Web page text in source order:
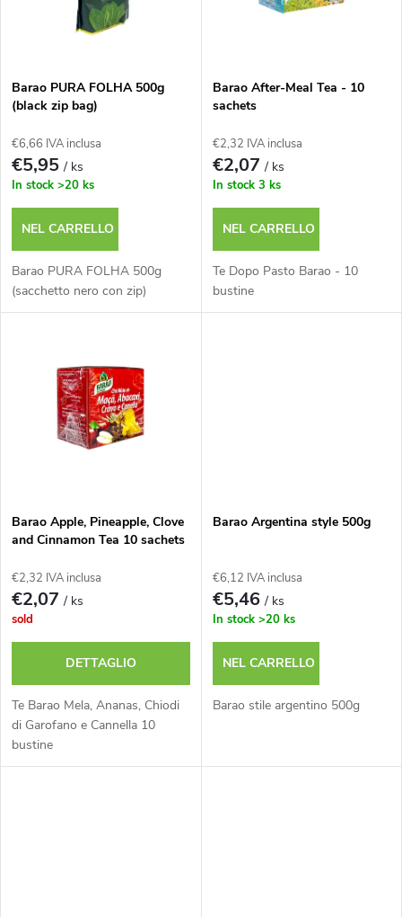
m
e
n
t
o
d
r
o
d
o
t
t
i
c
o
d
e
i
p
t
t
i
Barao PURA FOLHA 500g
(black zip bag)
€6,66 IVA inclusa
€5,95/ ks
In stock >20 ks
NEL CARRELLO
Barao PURA FOLHA 500g
(sacchetto nero con zip)
Barao After-Meal Tea - 10
sachets
€2,32 IVA inclusa
€2,07/ ks
In stock 3 ks
NEL CARRELLO
Te Dopo Pasto Barao - 10
bustine
Barao Apple, Pineapple, Clove
and Cinnamon Tea 10 sachets
€2,32 IVA inclusa
€2,07/ ks
sold
DETTAGLIO
Te Barao Mela, Ananas, Chiodi
di Garofano e Cannella 10
bustine
Barao Argentina style 500g
€6,12 IVA inclusa
€5,46/ ks
In stock >20 ks
NEL CARRELLO
Barao stile argentino 500g